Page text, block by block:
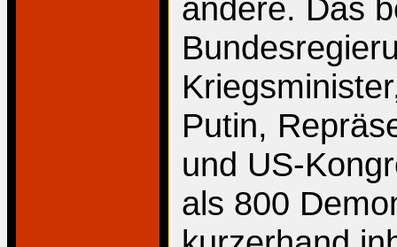
andere. Das
Putin,
und US-
als 800